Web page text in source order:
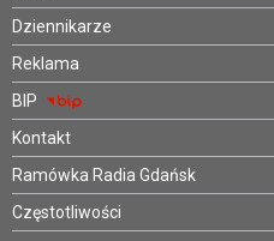
Dziennikarze
Reklama
BIP
Kontakt
Ramówka Radia Gdańsk
Częstotliwości